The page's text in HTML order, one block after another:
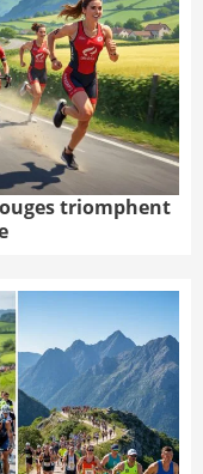
triomphent